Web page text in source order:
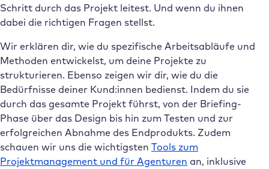
Schritt durch das Projekt leitest. Und wenn du ihnen
dabei die richtigen Fragen stellst.
Wir erklären dir, wie du spezifische Arbeitsabläufe und
Methoden entwickelst, um deine Projekte zu
strukturieren. Ebenso zeigen wir dir, wie du die
Bedürfnisse deiner Kund:innen bedienst. Indem du sie
durch das gesamte Projekt führst, von der Briefing-
Phase über das Design bis hin zum Testen und zur
erfolgreichen Abnahme des Endprodukts. Zudem
schauen wir uns die wichtigsten Tools zum
Projektmanagement und für Agenturen an, inklusive